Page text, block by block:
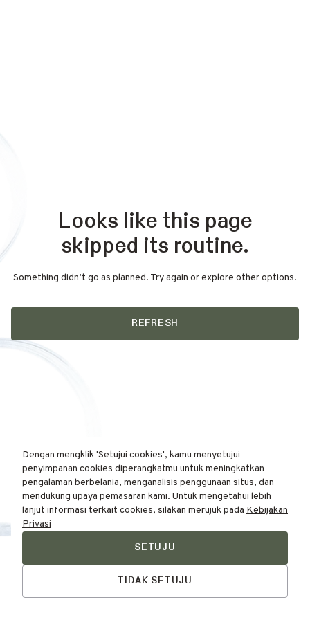
Looks like this page
skipped its routine.
Something didn’t go as planned. Try again or explore other options.
REFRESH
Dengan mengklik 'Setujui cookies', kamu menyetujui
penyimpanan cookies diperangkatmu untuk meningkatkan
pengalaman berbelania, menganalisis penggunaan situs, dan
mendukung upaya pemasaran kami. Untuk mengetahui lebih
lanjut informasi terkait cookies, silakan merujuk pada Kebijakan
Privasi
SETUJU
TIDAK SETUJU
Find Your